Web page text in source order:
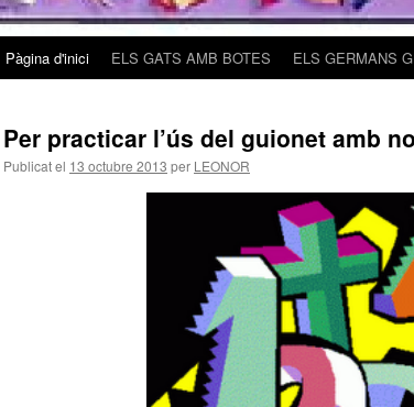
Vés
contingut
Pàgina d'inici ELS GATS AMB BOTES ELS GERMANS
Per practicar l’ús del guionet amb
Publicat el 13 octubre 2013 per LEONOR